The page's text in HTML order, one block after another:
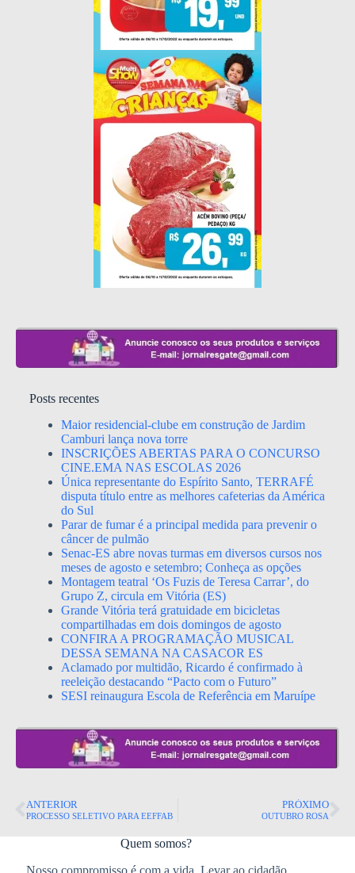
Posts recentes
Maior residencial-clube em construção de Jardim
Camburi lança nova torre
INSCRIÇÕES ABERTAS PARA O CONCURSO
CINE.EMA NAS ESCOLAS 2026
Única representante do Espírito Santo, TERRAFÉ
disputa título entre as melhores cafeterias da América
do Sul
Parar de fumar é a principal medida para prevenir o
câncer de pulmão
Senac-ES abre novas turmas em diversos cursos nos
meses de agosto e setembro; Conheça as opções
Montagem teatral ‘Os Fuzis de Teresa Carrar’, do
Grupo Z, circula em Vitória (ES)
Grande Vitória terá gratuidade em bicicletas
compartilhadas em dois domingos de agosto
CONFIRA A PROGRAMAÇÃO MUSICAL
DESSA SEMANA NA CASACOR ES
Aclamado por multidão, Ricardo é confirmado à
reeleição destacando “Pacto com o Futuro”
SESI reinaugura Escola de Referência em Maruípe
ANTERIOR
PROCESSO SELETIVO PARA EEFFAB
PRÓXIMO
OUTUBRO ROSA
Quem somos?
Nosso compromisso é com a vida. Levar ao cidadão